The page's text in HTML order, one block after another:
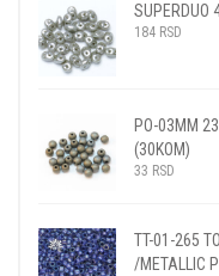
SUPERDUO
184 RSD
PO-03MM
(30KOM)
33 RSD
TT-01-265
/METALLIC